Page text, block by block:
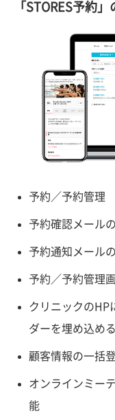
「STORES予約」
予約／予約管理
予約確認メール
予約通知メール
予約／予約管理
クリニックのHP
ダーを埋め込める
顧客情報の一括
オンラインミー
能